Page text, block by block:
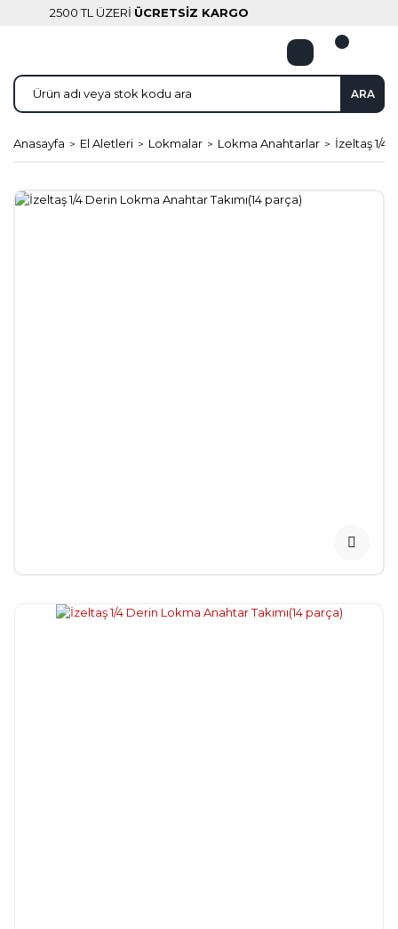
2500 TL ÜZERİ ÜCRETSİZ KARGO
ARA
Anasayfa El Aletleri Lokmalar Lokma Anahtarlar İzeltaş 1/4